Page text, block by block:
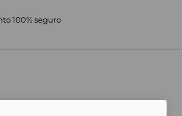
100% seguro